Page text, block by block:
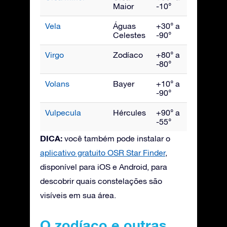
Maior
-10°
Vela
Águas
Celestes
+30° a
-90°
Virgo Zodíaco
+80° a
-80°
Volans Bayer
+10° a
-90°
Vulpecula Hércules
+90° a
-55°
DICA: você também pode instalar o
aplicativo gratuito OSR Star Finder,
disponível para iOS e Android, para
descobrir quais constelações são
visíveis em sua área.